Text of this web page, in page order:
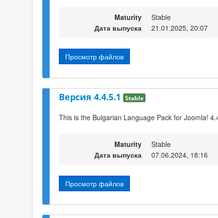
Maturity
Stable
Дата выпуска
21.01.2025, 20:07
Просмотр файлов
Версия 4.4.5.1 Stable
This is the Bulgarian Language Pack for Joomla!
Maturity
Stable
Дата выпуска
07.06.2024, 18:16
Просмотр файлов